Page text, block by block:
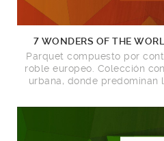
7 WONDERS OF THE
Parquet compuesto por
roble europeo. Colección
urbana, donde predominan